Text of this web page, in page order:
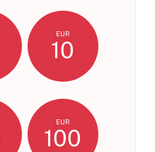
EUR
10
EUR
100